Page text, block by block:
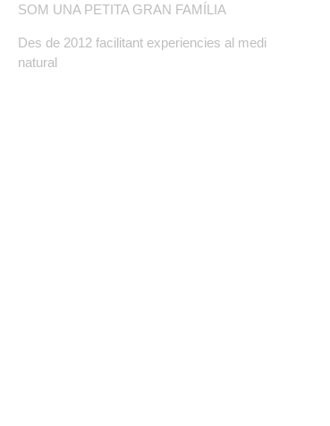
SOM UNA PETITA GRAN FAMÍLIA
Des de 2012 facilitant experiencies al medi
natural